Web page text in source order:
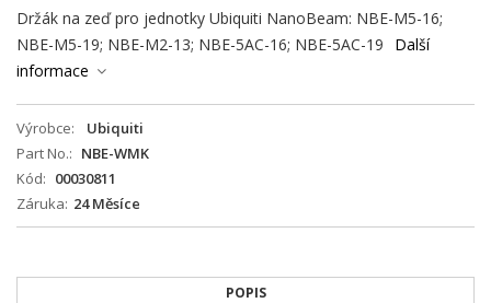
Držák na zeď pro jednotky Ubiquiti NanoBeam: NBE-M5-16;
NBE-M5-19; NBE-M2-13; NBE-5AC-16; NBE-5AC-19
Další
informace
Výrobce
Ubiquiti
Part No.
NBE-WMK
Kód
00030811
Záruka 24 Měsíce
POPIS